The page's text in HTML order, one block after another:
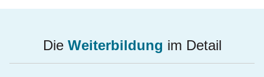
Die Weiterbildung im Detail